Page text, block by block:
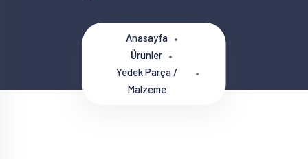
Anasayfa
Ürünler
Yedek Parça /
Malzeme